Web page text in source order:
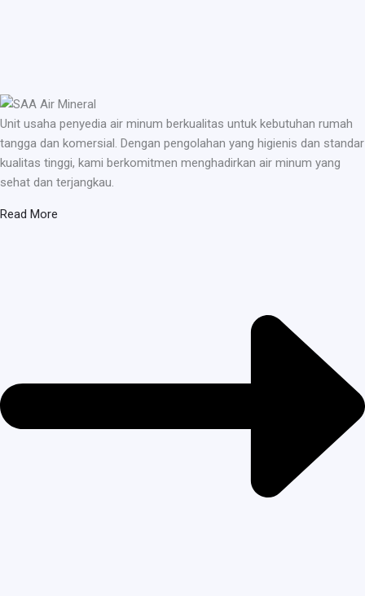
Unit usaha penyedia air minum berkualitas untuk kebutuhan rumah
tangga dan komersial. Dengan pengolahan yang higienis dan standar
kualitas tinggi, kami berkomitmen menghadirkan air minum yang
sehat dan terjangkau.
Read More